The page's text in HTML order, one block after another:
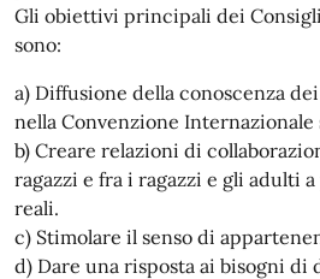
Gli obiettivi principali dei
sono:
a) Diffusione della conoscenza
nella Convenzione
b) Creare relazioni di
ragazzi e fra i ragazzi e gli adulti
reali.
c) Stimolare il senso di
d) Dare una risposta ai bisogni di